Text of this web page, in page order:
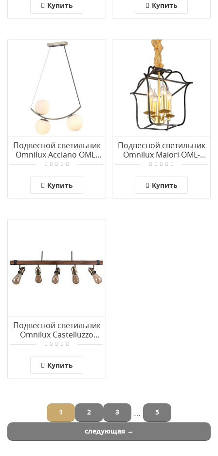
Купить Купить
Подвесной светильник
Omnilux Acciano OML-
94903-03
Купить
Подвесной светильник
Omnilux Maiori OML-
94706-04
Купить
Подвесной светильник
Omnilux Castelluzzo
OML-94613-05
Купить
1 2 3 … 5
следующая →